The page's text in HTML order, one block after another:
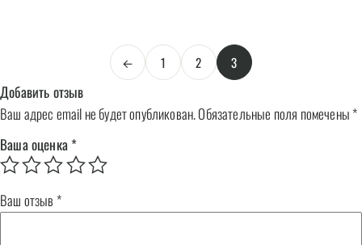
← 1 2 3
Добавить отзыв
Ваш адрес email не будет опубликован.Обязательные поля помечены*
Ваша оценка *
Ваш отзыв *